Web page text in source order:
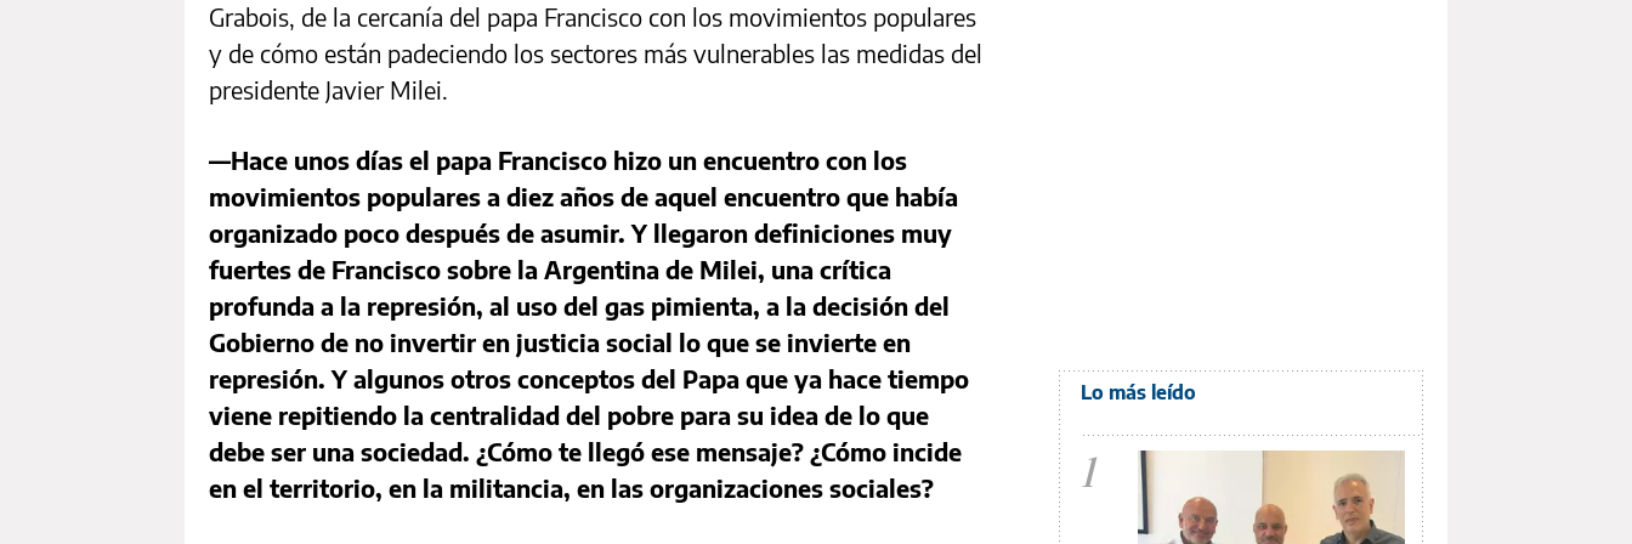
Grabois, de la cercanía del papa Francisco con los movimientos populares
y de cómo están padeciendo los sectores más vulnerables las medidas del
presidente Javier Milei.
—Hace unos días el papa Francisco hizo un encuentro con los
movimientos populares a diez años de aquel encuentro que había
organizado poco después de asumir. Y llegaron definiciones muy
fuertes de Francisco sobre la Argentina de Milei, una crítica
profunda a la represión, al uso del gas pimienta, a la decisión del
Gobierno de no invertir en justicia social lo que se invierte en
represión. Y algunos otros conceptos del Papa que ya hace tiempo
viene repitiendo la centralidad del pobre para su idea de lo que
debe ser una sociedad. ¿Cómo te llegó ese mensaje? ¿Cómo incide
en el territorio, en la militancia, en las organizaciones sociales?
Lo más leído
1